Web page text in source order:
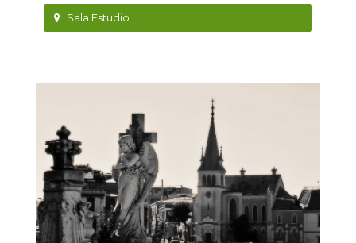
Sala Estudio